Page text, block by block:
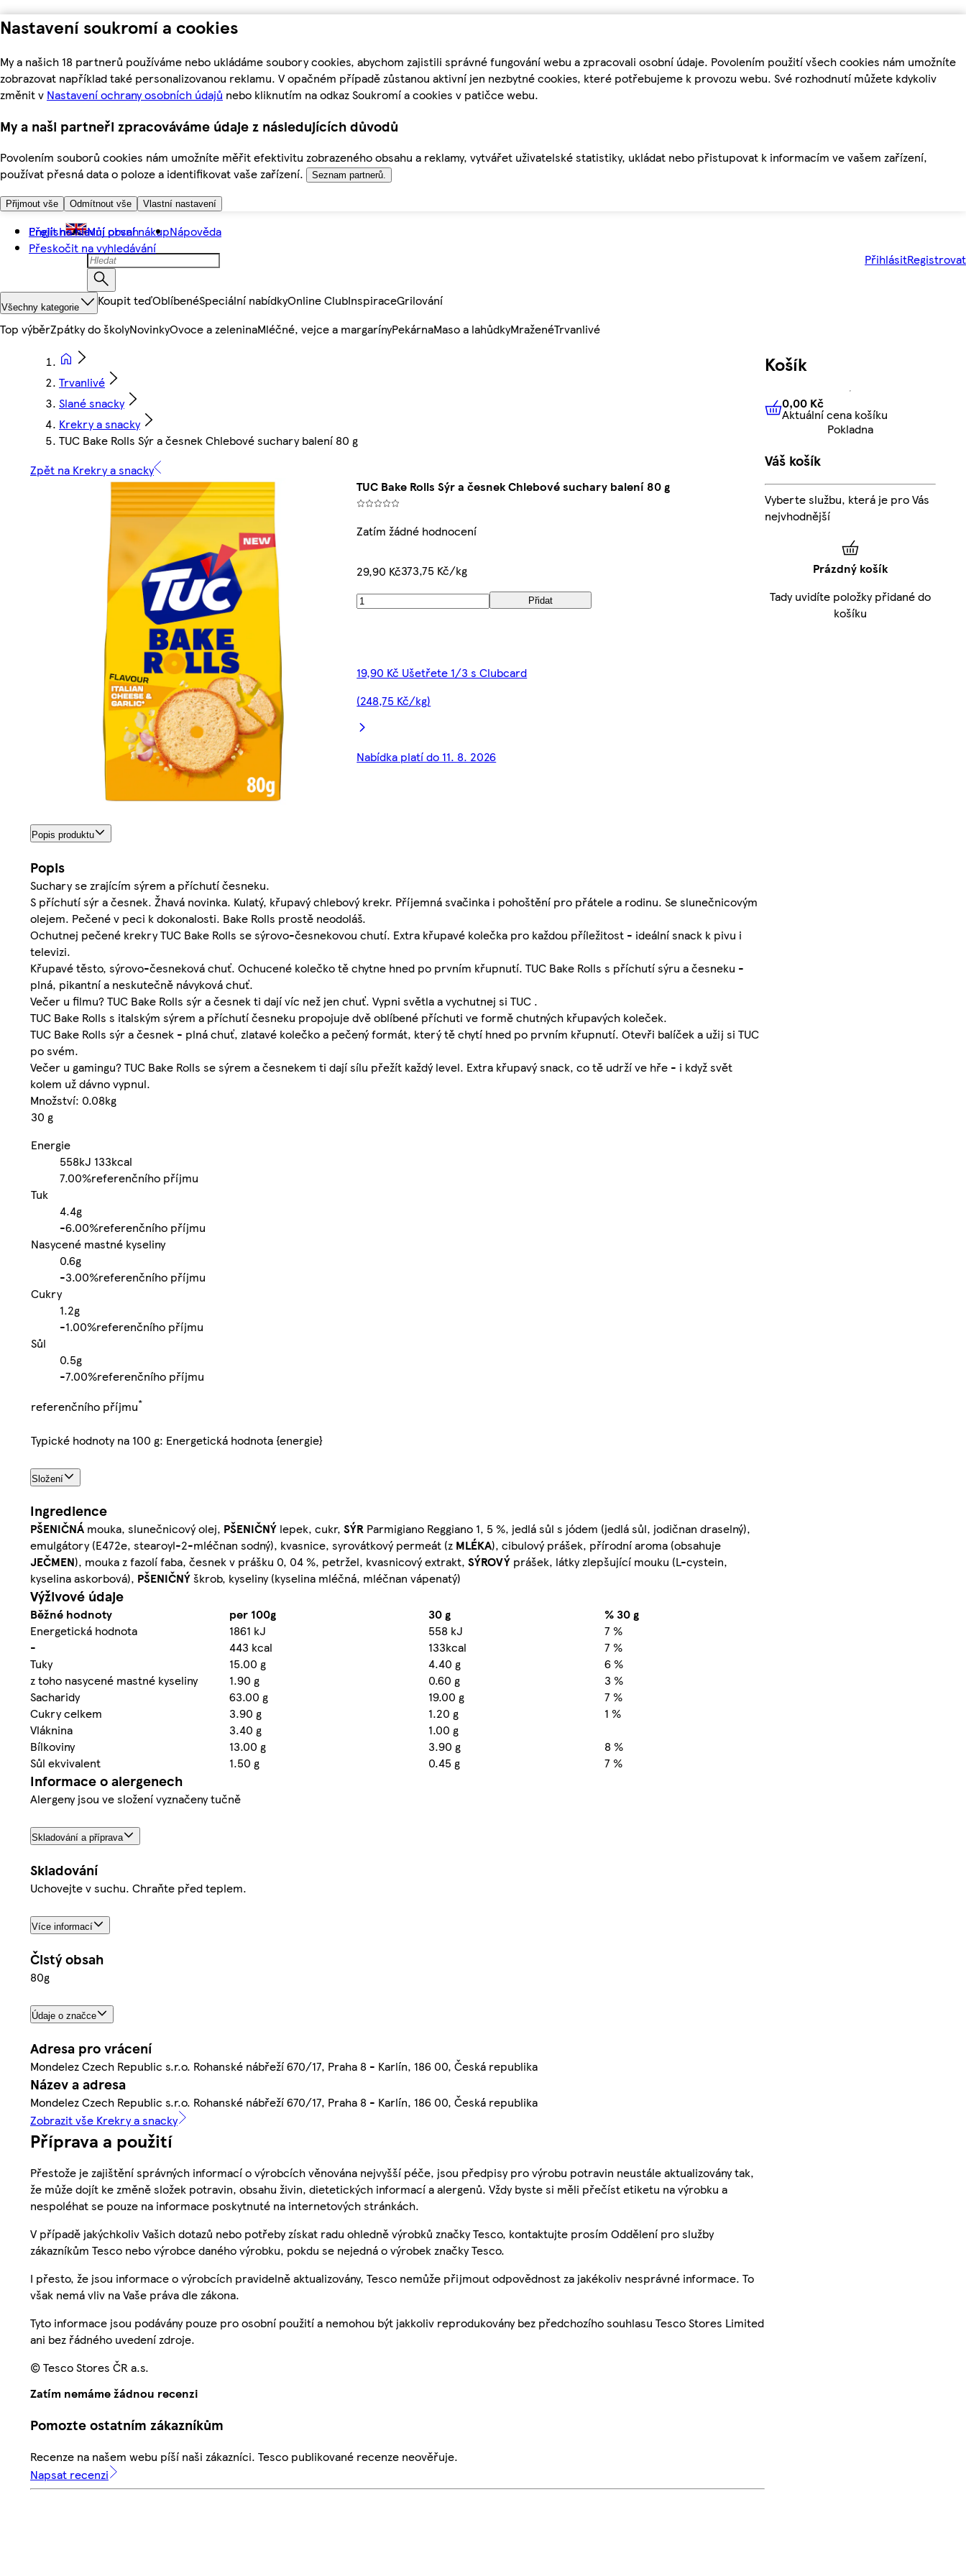
Nastavení soukromí a cookies
My a našich 18 partnerů používáme nebo ukládáme soubory cookies, abychom zajistili správné fungování webu a zpracovali osobní údaje. Povolením použití všech cookies nám umožníte
zobrazovat například také personalizovanou reklamu. V opačném případě zůstanou aktivní jen nezbytné cookies, které potřebujeme k provozu webu. Své rozhodnutí můžete kdykoliv
změnit v Nastavení ochrany osobních údajů nebo kliknutím na odkaz Soukromí a cookies v patičce webu.
My a naši partneři zpracováváme údaje z následujících důvodů
Povolením souborů cookies nám umožníte měřit efektivitu zobrazeného obsahu a reklamy, vytvářet uživatelské statistiky, ukládat nebo přistupovat k informacím ve vašem zařízení,
používat přesná data o poloze a identifikovat vaše zařízení.
Seznam partnerů.
Přijmout vše Odmítnout vše Vlastní nastavení
Přejít na hlavní obsah
Přeskočit na vyhledávání
English Můj první nákupNápověda
PřihlásitRegistrovat
Všechny kategorie Koupit teďOblíbenéSpeciální nabídkyOnline ClubInspiraceGrilování
Top výběrZpátky do školyNovinkyOvoce a zeleninaMléčné, vejce a margarínyPekárnaMaso a lahůdkyMraženéTrvanlivé
Trvanlivé
Slané snacky
Krekry a snacky
TUC Bake Rolls Sýr a česnek Chlebové suchary balení 80 g
Zpět na Krekry a snacky
TUC Bake Rolls Sýr a česnek Chlebové suchary balení 80 g
Zatím žádné hodnocení
29,90 Kč373,75 Kč/kg
Přidat
19,90 Kč Ušetřete 1/3 s Clubcard
(248,75 Kč/kg)
Nabídka platí do 11. 8. 2026
Popis produktu
Popis
Suchary se zrajícím sýrem a příchutí česneku.
S příchutí sýr a česnek. Žhavá novinka. Kulatý, křupavý chlebový krekr. Příjemná svačinka i pohoštění pro přátele a rodinu. Se slunečnicovým
olejem. Pečené v peci k dokonalosti. Bake Rolls prostě neodoláš.
Ochutnej pečené krekry TUC Bake Rolls se sýrovo-česnekovou chutí. Extra křupavé kolečka pro každou příležitost - ideální snack k pivu i
televizi.
Křupavé těsto, sýrovo-česneková chuť. Ochucené kolečko tě chytne hned po prvním křupnutí. TUC Bake Rolls s příchutí sýru a česneku -
plná, pikantní a neskutečně návyková chuť.
Večer u filmu? TUC Bake Rolls sýr a česnek ti dají víc než jen chuť. Vypni světla a vychutnej si TUC .
TUC Bake Rolls s italským sýrem a příchutí česneku propojuje dvě oblíbené příchuti ve formě chutných křupavých koleček.
TUC Bake Rolls sýr a česnek - plná chuť, zlatavé kolečko a pečený formát, který tě chytí hned po prvním křupnutí. Otevři balíček a užij si TUC
po svém.
Večer u gamingu? TUC Bake Rolls se sýrem a česnekem ti dají sílu přežít každý level. Extra křupavý snack, co tě udrží ve hře - i když svět
kolem už dávno vypnul.
Množství: 0.08kg
30 g
Energie
558kJ 133kcal
7.00%referenčního příjmu
Tuk
4.4g
-6.00%referenčního příjmu
Nasycené mastné kyseliny
0.6g
-3.00%referenčního příjmu
Cukry
1.2g
-1.00%referenčního příjmu
Sůl
0.5g
-7.00%referenčního příjmu
referenčního příjmu*
Typické hodnoty na 100 g: Energetická hodnota {energie}
Složení
Ingredience
PŠENIČNÁ mouka, slunečnicový olej, PŠENIČNÝ lepek, cukr, SÝR Parmigiano Reggiano 1, 5 %, jedlá sůl s jódem (jedlá sůl, jodičnan draselný),
emulgátory (E472e, stearoyl-2-mléčnan sodný), kvasnice, syrovátkový permeát (z MLÉKA), cibulový prášek, přírodní aroma (obsahuje
JEČMEN), mouka z fazolí faba, česnek v prášku 0, 04 %, petržel, kvasnicový extrakt, SÝROVÝ prášek, látky zlepšující mouku (L-cystein,
kyselina askorbová), PŠENIČNÝškrob, kyseliny (kyselina mléčná, mléčnan vápenatý)
Výživové údaje
Běžné hodnoty per 100g 30 g
% 30 g
Energetická hodnota
1861 kJ 558 kJ
7 %
-
443 kcal 133kcal
7 %
Tuky
15.00 g 4.40 g
6 %
z toho nasycené mastné kyseliny
1.90 g 0.60 g
3 %
Sacharidy
63.00 g 19.00 g
7 %
Cukry celkem
3.90 g 1.20 g
1 %
Vláknina
3.40 g
1.00 g
Bílkoviny
13.00 g 3.90 g
8 %
Sůl ekvivalent
1.50 g 0.45 g 7 %
Informace o alergenech
Alergeny jsou ve složení vyznačeny tučně
Skladování a příprava
Skladování
Uchovejte v suchu. Chraňte před teplem.
Více informací
Čistý obsah
80g
Údaje o značce
Adresa pro vrácení
Mondelez Czech Republic s.r.o. Rohanské nábřeží 670/17, Praha 8 - Karlín, 186 00, Česká republika
Název a adresa
Mondelez Czech Republic s.r.o. Rohanské nábřeží 670/17, Praha 8 - Karlín, 186 00, Česká republika
Zobrazit vše Krekry a snacky
Příprava a použití
Přestože je zajištění správných informací o výrobcích věnována nejvyšší péče, jsou předpisy pro výrobu potravin neustále aktualizovány tak,
že může dojít ke změně složek potravin, obsahu živin, dietetických informací a alergenů. Vždy byste si měli přečíst etiketu na výrobku a
nespoléhat se pouze na informace poskytnuté na internetových stránkách.
V případě jakýchkoliv Vašich dotazů nebo potřeby získat radu ohledně výrobků značky Tesco, kontaktujte prosím Oddělení pro služby
zákazníkům Tesco nebo výrobce daného výrobku, pokdu se nejedná o výrobek značky Tesco.
I přesto, že jsou informace o výrobcích pravidelně aktualizovány, Tesco nemůže přijmout odpovědnost za jakékoliv nesprávné informace. To
však nemá vliv na Vaše práva dle zákona.
Tyto informace jsou podávány pouze pro osobní použití a nemohou být jakkoliv reprodukovány bez předchozího souhlasu Tesco Stores Limited
ani bez řádného uvedení zdroje.
© Tesco Stores ČR a.s.
Zatím nemáme žádnou recenzi
Pomozte ostatním zákazníkům
Recenze na našem webu píší naši zákazníci. Tesco publikované recenze neověřuje.
Napsat recenzi
Košík
0,00 KčAktuální cena košíku
0,00 Kč
Aktuální cena košíku
Pokladna
Váš košík
Vyberte službu, která je pro Vás
nejvhodnější
Prázdný košík
Tady uvidíte položky přidané do
košíku